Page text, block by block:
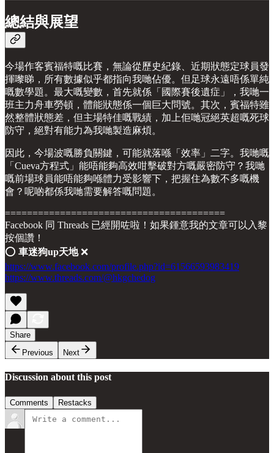
總結與展望
今場作客賓福特嘅比賽，無論從歷史紀錄、近期狀態定球員發
揮嚟睇，所有數據似乎都指向我哋佔優。但足球永遠唔係單純
嘅數學題。最大嘅變數，首先就係「國際賽後遺症」，我哋一
班主力舟車勞頓，體能狀態係一個巨大問號。其次，賓福特雖
然整體狀態差，但主場特佳嘅戰績，加上佢哋冠絕英超嘅死球
防守，絕對有能力為我哋製造麻煩。
因此，今場波嘅勝負關鍵，可能就落喺「效率」二字。我哋嘅
「Cueva方程式」能唔能夠高效咁擊破對方嘅嚴密防守？我哋
嘅前場球員能唔能夠喺體力受影響下，把握住為數不多嘅機
會？呢啲都係我哋需要解答嘅問題。
========================================
Facebook 同 Threads 已經開咗啦！如果鍾意我的文章可以入黎
按個讚！
⭕️ 車迷狗up天地❌
https://www.facebook.com/profile.php?id=61566593983419
https://www.threads.com/@hkgchedog
Share
Previous
Next
Discussion about this post
Comments Restacks